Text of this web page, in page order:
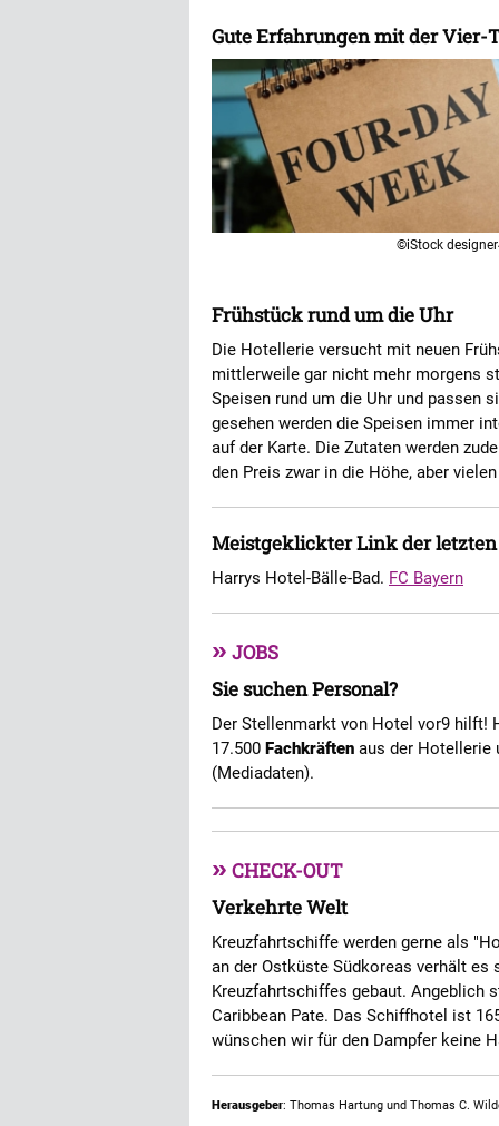
Gute Erfahrungen mit der Vier-
©iStock
Frühstück rund um die Uhr
Die Hotellerie versucht mit neuen
mittlerweile gar nicht mehr morgens
Speisen rund um die Uhr und passen
gesehen werden die Speisen immer
auf der Karte. Die Zutaten werden
den Preis zwar in die Höhe, aber
Meistgeklickter Link der letzten
Harrys Hotel-Bälle-Bad. FC Bayern
» JOBS
Sie suchen Personal?
Der Stellenmarkt von Hotel vor9 hilft!
17.500 Fachkräften aus der Hotellerie
(Mediadaten).
» CHECK-OUT
Verkehrte Welt
Kreuzfahrtschiffe werden gerne als
an der Ostküste Südkoreas verhält
Kreuzfahrtschiffes gebaut. Angeblich
Caribbean Pate. Das Schiffhotel ist
wünschen wir für den Dampfer keine
Herausgeber: Thomas Hartung und Thomas C.